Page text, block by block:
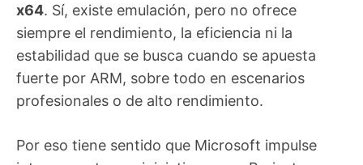
x64. Sí, existe emulación, pero no ofrece
siempre el rendimiento, la eficiencia ni la
estabilidad que se busca cuando se apuesta
fuerte por ARM, sobre todo en escenarios
profesionales o de alto rendimiento.
Por eso tiene sentido que Microsoft impulse